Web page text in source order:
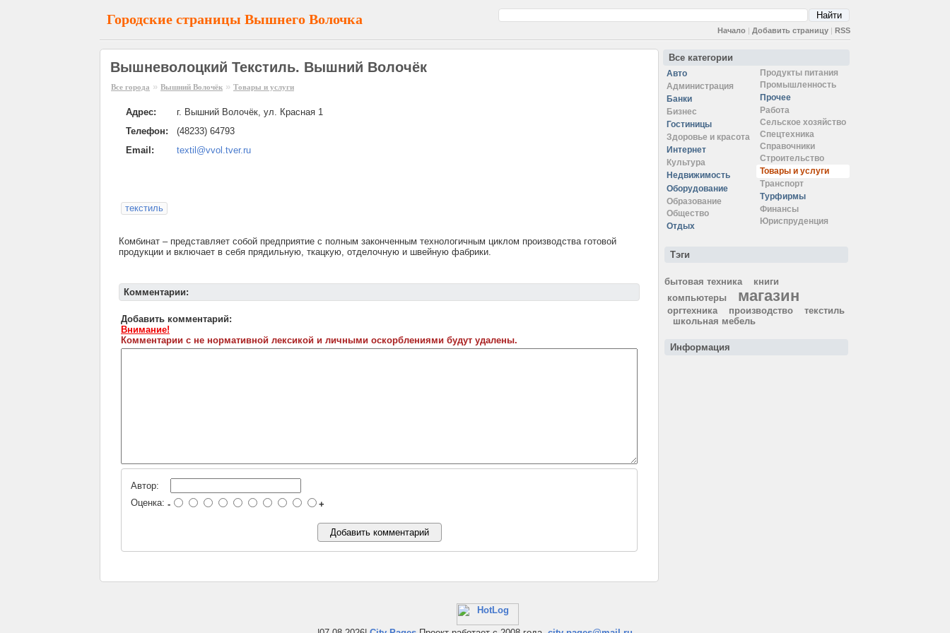
Городские страницы Вышнего Волочка
Начало | Добавить страницу | RSS
Вышневолоцкий Текстиль. Вышний Волочёк
Все города » Вышний Волочёк » Товары и услуги
Адрес:
г. Вышний Волочёк, ул. Красная 1
Телефон:
(48233) 64793
Email:
textil@vvol.tver.ru
текстиль
Комбинат – представляет собой предприятие с полным законченным технологичным циклом производства готовой
продукции и включает в себя прядильную, ткацкую, отделочную и швейную фабрики.
Комментарии:
Добавить комментарий:
Внимание!
Комментарии с не нормативной лексикой и личными оскорблениями будут удалены.
Автор:
Оценка: - +
Все категории
Авто
Администрация
Банки
Бизнес
Гостиницы
Здоровье и красота
Интернет
Культура
Недвижимость
Оборудование
Образование
Общество
Отдых
Продукты питания
Промышленность
Прочее
Работа
Сельское хозяйство
Спецтехника
Справочники
Строительство
Товары и услуги
Транспорт
Турфирмы
Финансы
Юриспруденция
Тэги
бытовая техника
книги
компьютеры
магазин
оргтехника производство
текстиль
школьная мебель
Информация